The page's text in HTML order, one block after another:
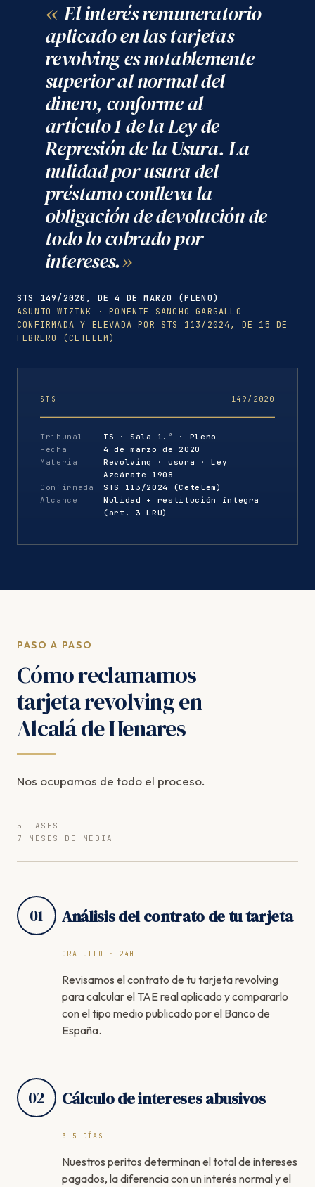
El interés remuneratorio
aplicado en las tarjetas
revolving es notablemente
superior al normal del
dinero, conforme al
artículo 1 de la Ley de
Represión de la Usura. La
nulidad por usura del
préstamo conlleva la
obligación de devolución de
todo lo cobrado por
intereses.
STS 149/2020, DE 4 DE MARZO (PLENO)
ASUNTO WIZINK · PONENTE SANCHO GARGALLO
CONFIRMADA Y ELEVADA POR STS 113/2024, DE 15 DE
FEBRERO (CETELEM)
STS 149/2020
Tribunal
TS · Sala 1.ª · Pleno
Fecha
4 de marzo de 2020
Materia
Revolving · usura · Ley
Azcárate 1908
Confirmada
STS 113/2024 (Cetelem)
Alcance
Nulidad + restitución íntegra
(art. 3 LRU)
PASO A PASO
Cómo reclamamos
tarjeta revolving en
Alcalá de Henares
Nos ocupamos de todo el proceso.
5 FASES
7 MESES DE MEDIA
01 Análisis del contrato de tu tarjeta
GRATUITO · 24H
Revisamos el contrato de tu tarjeta revolving
para calcular el TAE real aplicado y compararlo
con el tipo medio publicado por el Banco de
España.
02 Cálculo de intereses abusivos
3-5 DÍAS
Nuestros peritos determinan el total de intereses
pagados, la diferencia con un interés normal y el